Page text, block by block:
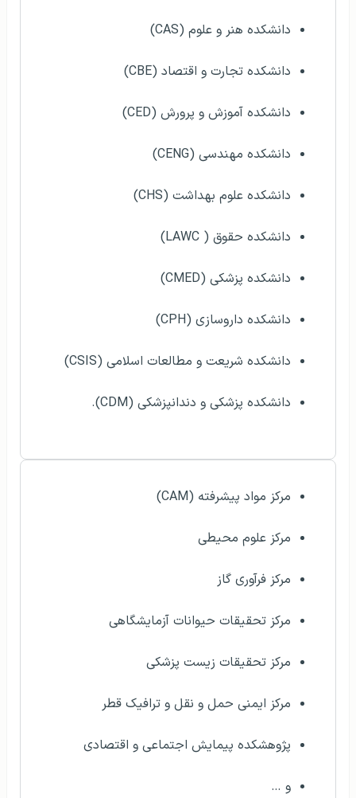
دانشکده هنر و علوم (CAS)
دانشکده تجارت و اقتصاد (CBE)
دانشکده آموزش و پرورش (CED)
دانشکده مهندسی (CENG)
دانشکده علوم بهداشت (CHS)
دانشکده حقوق ( LAWC)
دانشکده پزشکی (CMED)
دانشکده داروسازی (CPH)
دانشکده شریعت و مطالعات اسلامی (CSIS)
دانشکده پزشکی و دندانپزشکی (CDM).
مرکز مواد پیشرفته (CAM)
مرکز علوم محیطی
مرکز فرآوری گاز
مرکز تحقیقات حیوانات آزمایشگاهی
مرکز تحقیقات زیست پزشکی
مرکز ایمنی حمل و نقل و ترافیک قطر
پژوهشکده پیمایش اجتماعی و اقتصادی
و …